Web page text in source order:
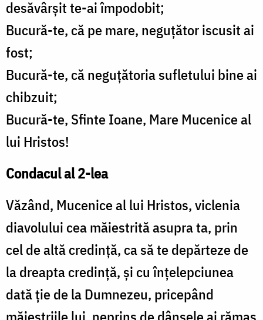
desăvârşit te-ai împodobit;
Bucură-te, că pe mare, neguţător iscusit ai
fost;
Bucură-te, că neguţătoria sufletului bine ai
chibzuit;
Bucură-te, Sfinte Ioane, Mare Mucenice al
lui Hristos!
Condacul al 2-lea
Văzând, Mucenice al lui Hristos, viclenia
diavolului cea măiestrită asupra ta, prin
cel de altă credinţă, ca să te depărteze de
la dreapta credinţă, şi cu înţelepciunea
dată ţie de la Dumnezeu, pricepând